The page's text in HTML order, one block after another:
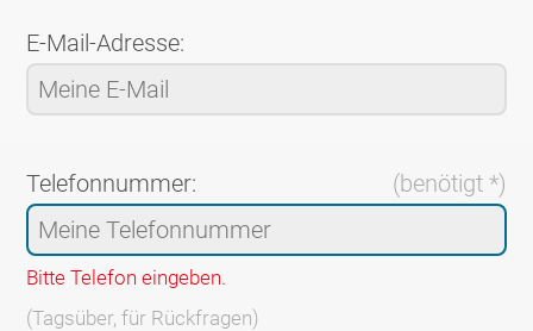
E-Mail-Adresse:
Telefonnummer: (benötigt *)
Bitte Telefon eingeben.
(Tagsüber, für Rückfragen)